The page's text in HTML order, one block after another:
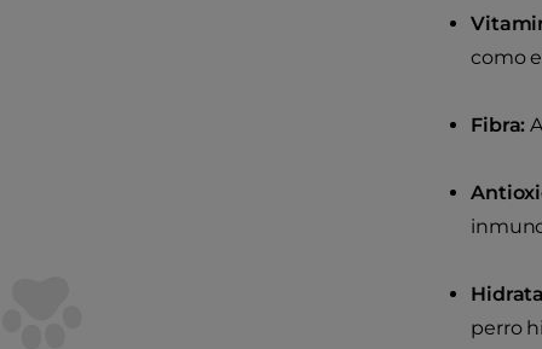
como
Fibra:
perro